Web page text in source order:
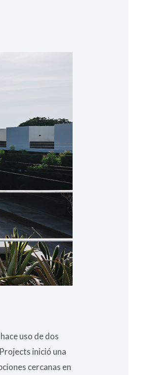
uso de dos
inició una
cercanas en